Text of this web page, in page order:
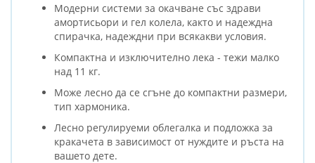
Модерни системи за окачване със здрави
амортисьори и гел колела, както и надеждна
спирачка, надеждни при всякакви условия.
Компактна и изключително лека - тежи малко
над 11 кг.
Може лесно да се сгъне до компактни размери,
тип хармоника.
Лесно регулируеми облегалка и подложка за
кракачета в зависимост от нуждите и ръста на
вашето дете.